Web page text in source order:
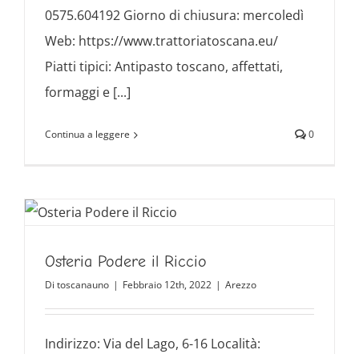
0575.604192 Giorno di chiusura: mercoledì
Web: https://www.trattoriatoscana.eu/
Piatti tipici: Antipasto toscano, affettati,
formaggi e [...]
Continua a leggere 0
Osteria Podere il Riccio
Di toscanauno | Febbraio 12th, 2022 | Arezzo
Indirizzo: Via del Lago, 6-16 Località: